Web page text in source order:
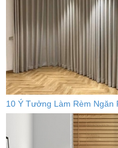
10 Ý Tưởng Làm Rèm Ngăn